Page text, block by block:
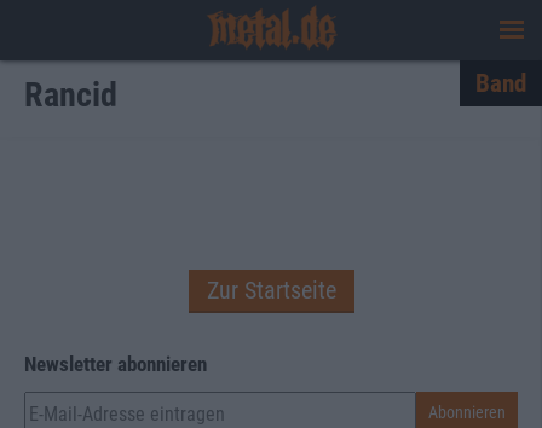
Rancid Band
Zur Startseite
Newsletter abonnieren